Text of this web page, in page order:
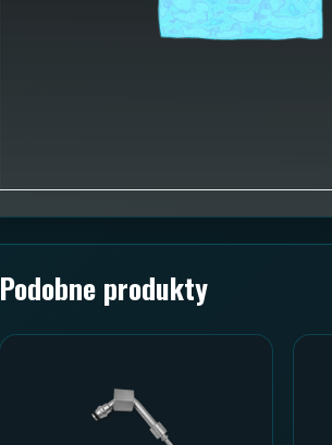
Podobne produkty